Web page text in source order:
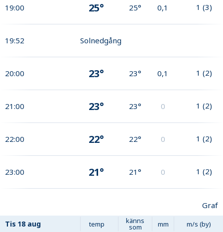
19:00 25° 25° 0,1 1 (3)
19:52 Solnedgång
20:00 23° 23° 0,1 1 (2)
21:00 23° 23° 0 1 (2)
22:00 22° 22° 0 1 (2)
23:00 21° 21° 0 1 (2)
Graf
Tis 18 aug temp känns
som mm m/s (by)